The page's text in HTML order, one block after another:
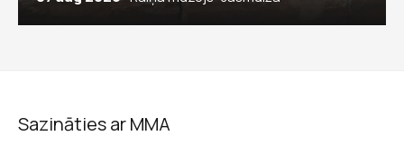
Sazināties ar MMA